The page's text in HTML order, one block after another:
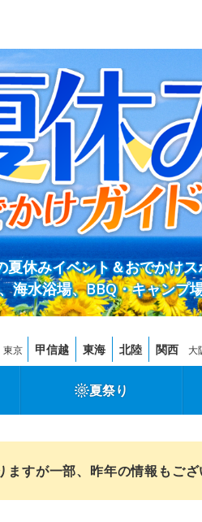
夏休みイベント＆おでかけ
海水浴場、BBQ・キャンプ
東京 甲信越 東海 北陸 関西 大
夏祭り
すが一部、昨年の情報もござ